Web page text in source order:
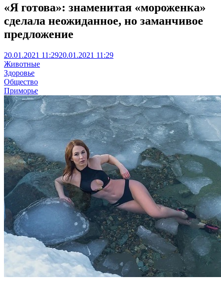
«Я готова»: знаменитая «мороженка»
сделала неожиданное, но заманчивое
предложение
20.01.2021 11:2920.01.2021 11:29
Животные
Здоровье
Общество
Приморье